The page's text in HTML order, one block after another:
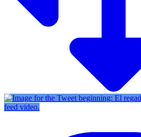
feed video.